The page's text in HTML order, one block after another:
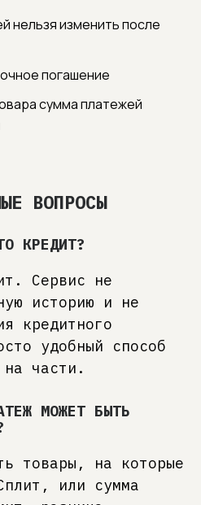
нельзя изменить после
погашение
сумма платежей
ВОПРОСЫ
КРЕДИТ?
Сервис не
историю и не
кредитного
удобный способ
на части.
МОЖЕТ БЫТЬ
товары, на которые
или сумма
вы платите
скрытых
создающие
в принятии
спокойствия